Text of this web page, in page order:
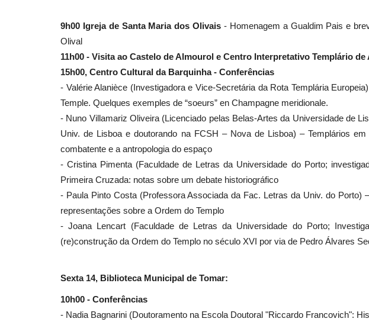
9h00 Igreja de Santa Maria dos Olivais - Homenagem a Gualdim Pais e
Olival
11h00 - Visita ao Castelo de Almourol e Centro Interpretativo Templário
15h00, Centro Cultural da Barquinha - Conferências
- Valérie Alanièce (Investigadora e Vice-Secretária da Rota Templária
Temple. Quelques exemples de “soeurs” en Champagne meridionale.
- Nuno Villamariz Oliveira (Licenciado pelas Belas-Artes da Universidade de
Univ. de Lisboa e doutorando na FCSH – Nova de Lisboa) – Templários
combatente e a antropologia do espaço
- Cristina Pimenta (Faculdade de Letras da Universidade do Porto;
Primeira Cruzada: notas sobre um debate historiográfico
- Paula Pinto Costa (Professora Associada da Fac. Letras da Univ. do Porto)
representações sobre a Ordem do Templo
- Joana Lencart (Faculdade de Letras da Universidade do Porto;
(re)construção da Ordem do Templo no século XVI por via de Pedro Álvares
Sexta 14, Biblioteca Municipal de Tomar:
10h00 - Conferências
- Nadia Bagnarini (Doutoramento na Escola Doutoral "Riccardo Francovich":